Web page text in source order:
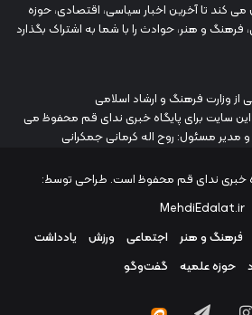
کند تا آخرین اخبار سیاسی، اقتصادی، حوزه
و هنر، حوادث را با شما به اشتراک بگذارد
از وزارت فرهنگ و ارشاد اسلامی
سایت برای پایگاه خبری ندای قم محفوظ می
مدیر مسئول: روح اله کرمانی جمکرانی
خبری ندای قم محفوظ است. طراحی توسط:
MehdiEdalat.ir
فرهنگ و هنر اجتماعی ورزش
یادداشت
حوزه علمیه گفت‌وگو